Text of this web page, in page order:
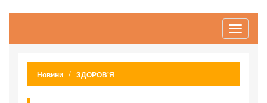
Toggle
Новини ЗДОРОВ'Я